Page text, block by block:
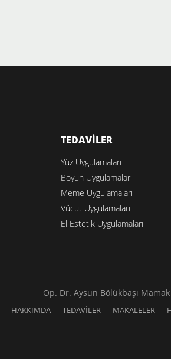
TEDAVİLER
Yüz Uygulamaları
Boyun Uygulamaları
Meme Uygulamaları
Vücut Uygulamaları
El Estetik Uygulamaları
Op. Dr. Aysun Bölükbaşı
HAKKIMDA TEDAVİLER MAKALELER